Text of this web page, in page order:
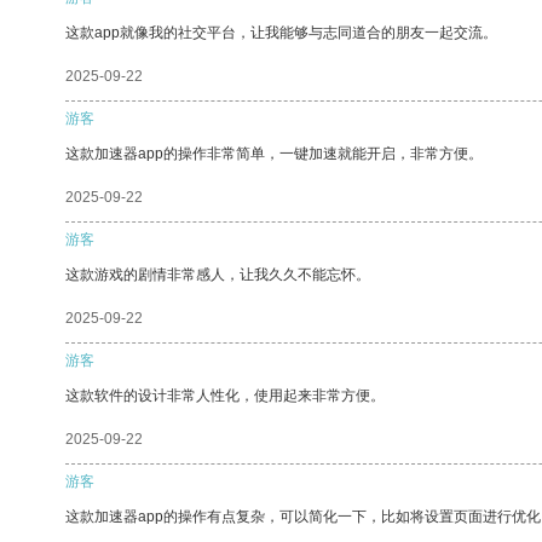
这款app就像我的社交平台，让我能够与志同道合的朋友一起交流。
2025-09-22
游客
这款加速器app的操作非常简单，一键加速就能开启，非常方便。
2025-09-22
游客
这款游戏的剧情非常感人，让我久久不能忘怀。
2025-09-22
游客
这款软件的设计非常人性化，使用起来非常方便。
2025-09-22
游客
这款加速器app的操作有点复杂，可以简化一下，比如将设置页面进行优